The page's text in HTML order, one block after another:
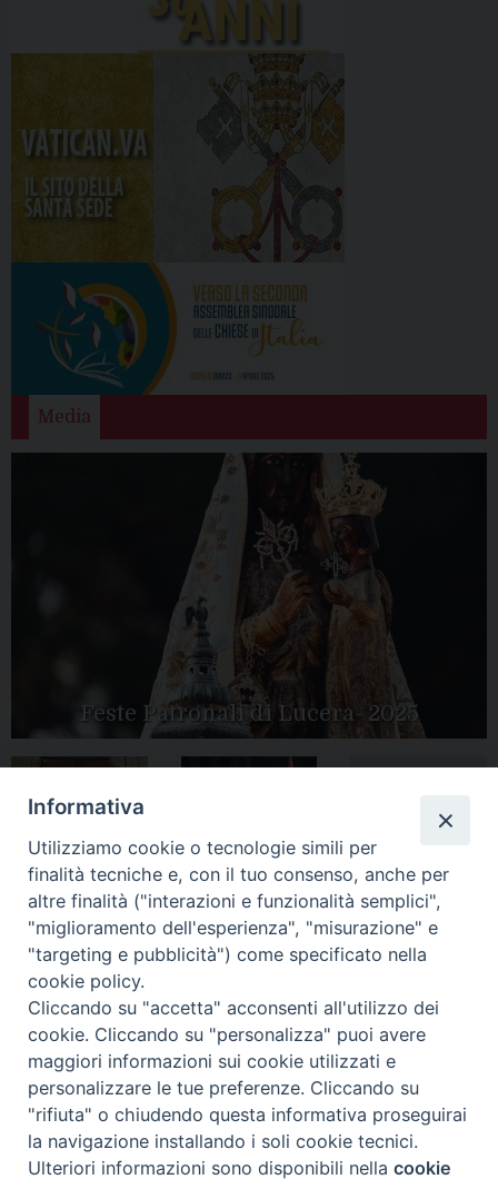
Media
Feste Patronali di Lucera- 2025
Apertura Anno
Giubilare 2025
Mariae in Diocesi
Tutte le gallery
CONTATTI:
LUCERA: Piazza Duomo, 13 - 71036 Lucera (FG) − tel.
Vescovo: tel/fax 0881/522244 - e-mail:
vescovo@diocesiluceratroia.it
: Piazza Episcopio - 71029 Troia (FG) − tel. 0881/977051
Informativa
Utilizziamo cookie o tecnologie simili per
finalità tecniche e, con il tuo consenso, anche per
altre finalità ("interazioni e funzionalità semplici",
"miglioramento dell'esperienza", "misurazione" e
"targeting e pubblicità") come specificato nella
cookie policy.
Cliccando su "accetta" acconsenti all'utilizzo dei
cookie. Cliccando su "personalizza" puoi avere
maggiori informazioni sui cookie utilizzati e
personalizzare le tue preferenze. Cliccando su
"rifiuta" o chiudendo questa informativa proseguirai
la navigazione installando i soli cookie tecnici.
Ulteriori informazioni sono disponibili nellacookie